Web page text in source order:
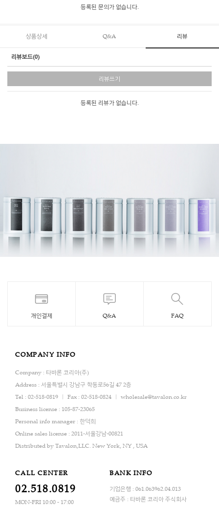
등록된 문의가 없습니다.
상품상세 Q&A 리뷰
리뷰보드(0)
리뷰쓰기
등록된 리뷰가 없습니다.
개인결제 Q&A FAQ
COMPANY INFO
Company : 타바론 코리아(주)
Address : 서울특별시 강남구 학동로56길 47 2층
Tel : 02-518-0819
Fax : 02-518-0824
wholesale@tavalon.co.kr
Business license : 105-87-23065
Personal info manager : 한덕희
Online sales license : 2011-서울강남-00821
Distributed by Tavalon,LLC. New York, NY , USA
CALL CENTER
02.518.0819
MON-FRI 10:00 - 17:00
BANK INFO
기업은행 : 061.063962.04.013
예금주 : 타바론 코리아 주식회사